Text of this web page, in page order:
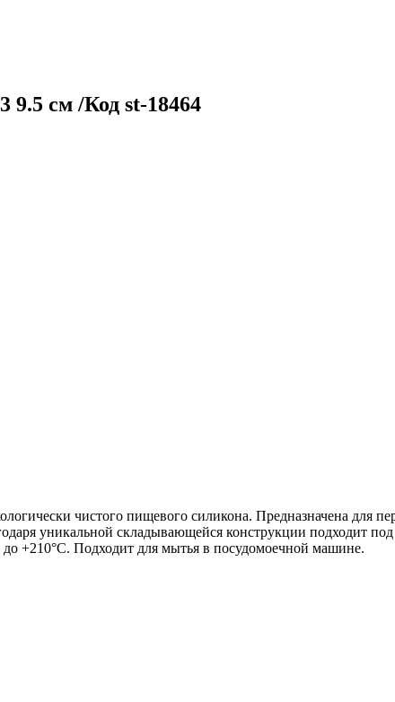
9.5 см /Код st-18464
чистого пищевого силикона. Предназначена для
уникальной складывающейся конструкции подходит
+210°С. Подходит для мытья в посудомоечной машине.